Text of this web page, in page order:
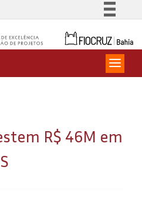
Comunica BR
R$ 46M em